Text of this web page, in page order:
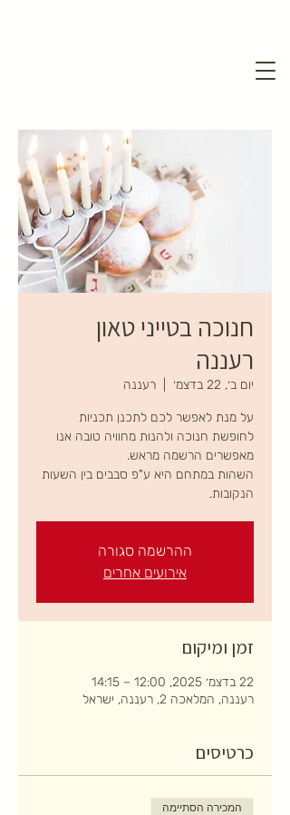
חנוכה בטייני טאון
רעננה
יום ב׳, 22 בדצמ׳ רעננה
על מנת לאפשר לכם לתכנן תכניות
לחופשת חנוכה ולהנות מחוויה טובה אנו
השהות במתחם היא ע"פ סבבים בין השעות
הנקובות.
ההרשמה סגורה
אירועים אחרים
זמן ומיקום
22 בדצמ׳ 2025, 12:00 – 14:15
רעננה, המלאכה 2, רעננה, ישראל
כרטיסים
המכירה הסתיימה